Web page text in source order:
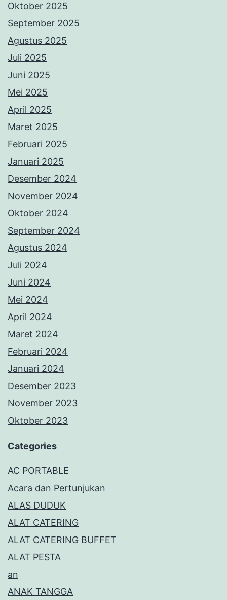
Oktober 2025
September 2025
Agustus 2025
Juli 2025
Juni 2025
Mei 2025
April 2025
Maret 2025
Februari 2025
Januari 2025
Desember 2024
November 2024
Oktober 2024
September 2024
Agustus 2024
Juli 2024
Juni 2024
Mei 2024
April 2024
Maret 2024
Februari 2024
Januari 2024
Desember 2023
November 2023
Oktober 2023
Categories
AC PORTABLE
Acara dan Pertunjukan
ALAS DUDUK
ALAT CATERING
ALAT CATERING BUFFET
ALAT PESTA
an
ANAK TANGGA